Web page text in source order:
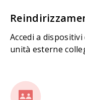
Accedi a
unità esterne